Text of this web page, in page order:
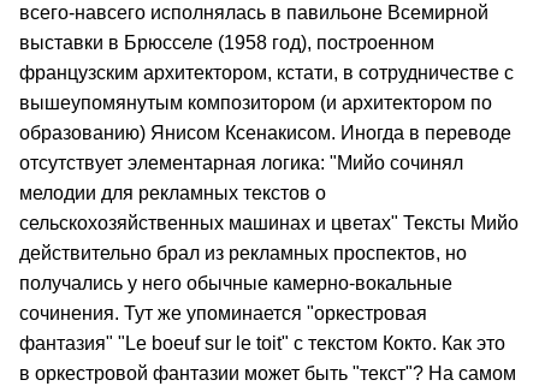
всего-навсего исполнялась в павильоне Всемирной
выставки в Брюсселе (1958 год), построенном
французским архитектором, кстати, в сотрудничестве с
вышеупомянутым композитором (и архитектором по
образованию) Янисом Ксенакисом. Иногда в переводе
отсутствует элементарная логика: "Мийо сочинял
мелодии для рекламных текстов о
сельскохозяйственных машинах и цветах" Тексты Мийо
действительно брал из рекламных проспектов, но
получались у него обычные камерно-вокальные
сочинения. Тут же упоминается "оркестровая
фантазия" "Le boeuf sur le toit" с текстом Кокто. Как это
в оркестровой фантазии может быть "текст"? На самом